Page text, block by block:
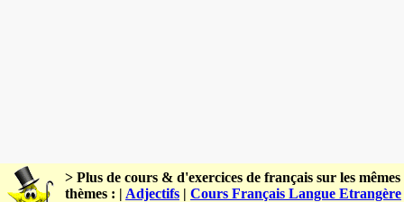
> Plus de cours & d'exercices de français sur les mêmes
thèmes : | Adjectifs | Cours Français Langue Etrangère